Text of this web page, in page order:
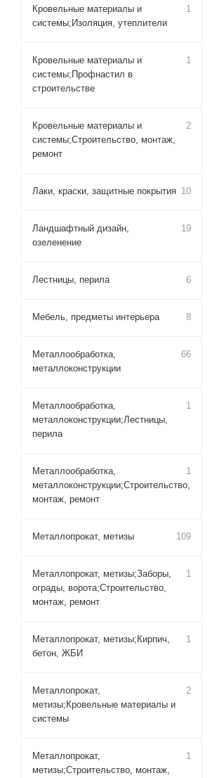
Кровельные материалы и
системы;Изоляция, утеплители
1
Кровельные материалы и
системы;Профнастил в
строительстве
1
Кровельные материалы и
системы;Строительство, монтаж,
ремонт
2
Лаки, краски, защитные покрытия 10
Ландшафтный дизайн,
озеленение
19
Лестницы, перила 6
Мебель, предметы интерьера 8
Металлообработка,
металлоконструкции
66
Металлообработка,
металлоконструкции;Лестницы,
перила
1
Металлообработка,
металлоконструкции;Строительство,
монтаж, ремонт
1
Металлопрокат, метизы 109
Металлопрокат, метизы;Заборы,
ограды, ворота;Строительство,
монтаж, ремонт
1
Металлопрокат, метизы;Кирпич,
бетон, ЖБИ
1
Металлопрокат,
метизы;Кровельные материалы и
системы
2
Металлопрокат,
метизы;Строительство, монтаж,
1